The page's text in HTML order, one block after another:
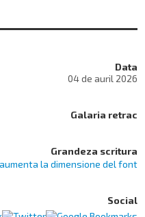
Data
04 de auril 2026
Galaria retrac
Grandeza scritura
Social